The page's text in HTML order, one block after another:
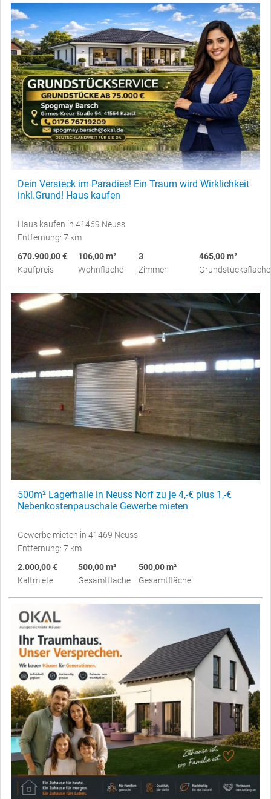
Dein Versteck im Paradies! Ein Traum wird Wirklichkeit
inkl.Grund! Haus kaufen
Haus kaufen in 41469 Neuss
Entfernung: 7 km
670.900,00 €
Kaufpreis
106,00 m²
Wohnfläche
3
Zimmer
465,00 m²
Grundstücksfläche
500m² Lagerhalle in Neuss Norf zu je 4,-€ plus 1,-€
Nebenkostenpauschale Gewerbe mieten
Gewerbe mieten in 41469 Neuss
Entfernung: 7 km
2.000,00 €
Kaltmiete
500,00 m²
Gesamtfläche
500,00 m²
Gesamtfläche